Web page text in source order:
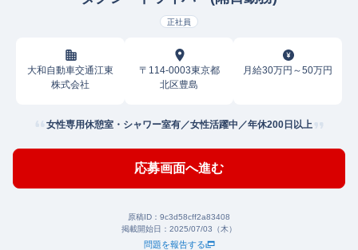
正社員
大和自動車交通江東
株式会社
〒114-0003東京都
北区豊島
月給30万円～50万円
女性専用休憩室・シャワー室有／女性活躍中／年休200日以上
応募画面へ進む
原稿ID： 9c3d58cff2a83408
掲載開始日： 2025/07/03（木）
問題を報告する